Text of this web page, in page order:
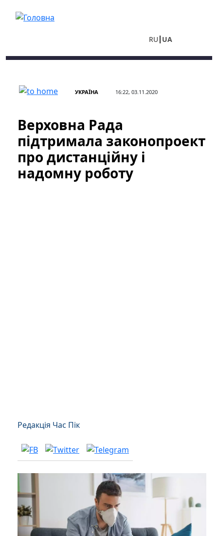
RU UA
УКРАЇНА 16:22, 03.11.2020
Верховна Рада
підтримала законопроект
про дистанційну і
надомну роботу
Редакція Час Пік